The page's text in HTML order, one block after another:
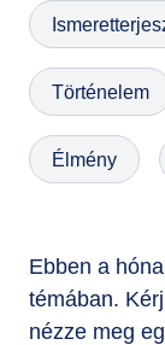
GYIK
Történelem
Élmény
Ebben a
témában.
nézze meg